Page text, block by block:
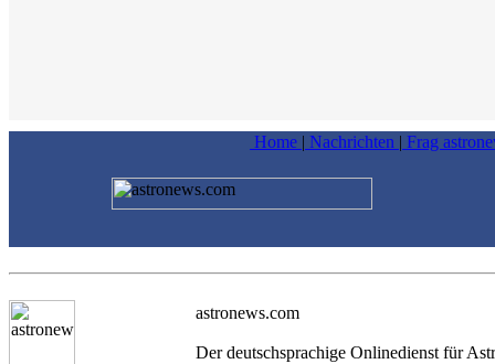
Home | Nachrichten | Frag
astronews.com
Der deutschsprachige Onlinedienst für